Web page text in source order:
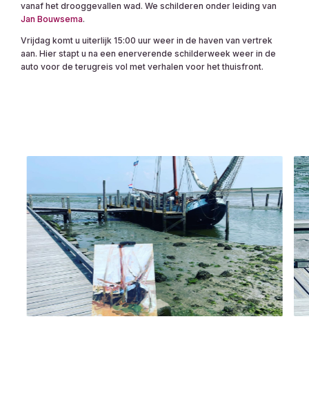
vanaf het drooggevallen wad. We schilderen onder leiding van
Jan Bouwsema.
Vrijdag komt u uiterlijk 15:00 uur weer in de haven van vertrek
aan. Hier stapt u na een enerverende schilderweek weer in de
auto voor de terugreis vol met verhalen voor het thuisfront.